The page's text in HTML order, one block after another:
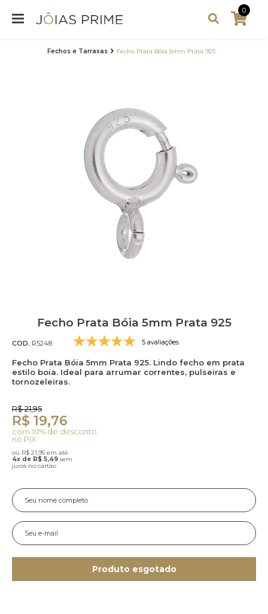
0
Fechos e Tarraxas Fecho Prata Bóia 5mm Prata 925
Fecho Prata Bóia 5mm Prata 925
COD. R5248 5 avaliações
Fecho Prata Bóia 5mm Prata 925. Lindo fecho em prata
estilo boia. Ideal para arrumar correntes, pulseiras e
tornozeleiras.
R$ 21,95
R$ 19,76
com 10% de desconto
no PIX
ou R$ 21,95 em até
4x de R$ 5,49 sem
juros no cartão
Produto esgotado